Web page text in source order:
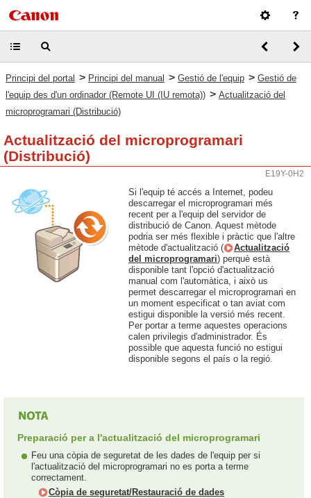
Principi del portal > Principi del manual > Gestió de l'equip > Gestió de
l'equip des d'un ordinador (Remote UI (IU remota)) > Actualització del
microprogramari (Distribució)
Actualització del microprogramari
(Distribució)
E19Y-0H2
Si l'equip té accés a Internet, podeu
descarregar el microprogramari més
recent per a l'equip del servidor de
distribució de Canon. Aquest mètode
podria ser més flexible i pràctic que l'altre
mètode d'actualització (
Actualització
del microprogramari) perquè està
disponible tant l'opció d'actualització
manual com l'automàtica, i això us
permet descarregar el microprogramari en
un moment especificat o tan aviat com
estigui disponible la versió més recent.
Per portar a terme aquestes operacions
calen privilegis d'administrador. És
possible que aquesta funció no estigui
disponible segons el país o la regió.
Preparació per a l'actualització del microprogramari
Feu una còpia de seguretat de les dades de l'equip per si
l'actualització del microprogramari no es porta a terme
correctament.
Còpia de seguretat/Restauració de dades